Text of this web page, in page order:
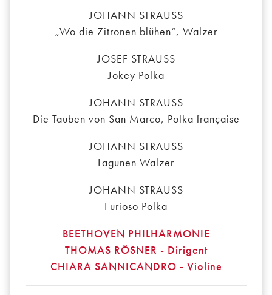
JOHANN STRAUSS
„Wo die Zitronen blühen“, Walzer
JOSEF STRAUSS
Jokey Polka
JOHANN STRAUSS
Die Tauben von San Marco, Polka française
JOHANN STRAUSS
Lagunen Walzer
JOHANN STRAUSS
Furioso Polka
BEETHOVEN PHILHARMONIE
THOMAS RÖSNER - Dirigent
CHIARA SANNICANDRO - Violine